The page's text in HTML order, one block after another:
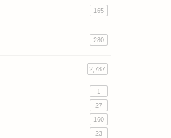
165
280
2,787
1
27
160
23